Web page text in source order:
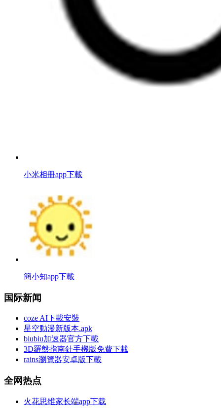
小米相冊app下載
簡小知app下載
国际新闻
coze AI下載安裝
星空動漫新版本.apk
biubiu加速器官方下載
3D羅盤指南針手機版免費下載
rains瀏覽器安卓版下載
全网热点
火花思维家长端app下载